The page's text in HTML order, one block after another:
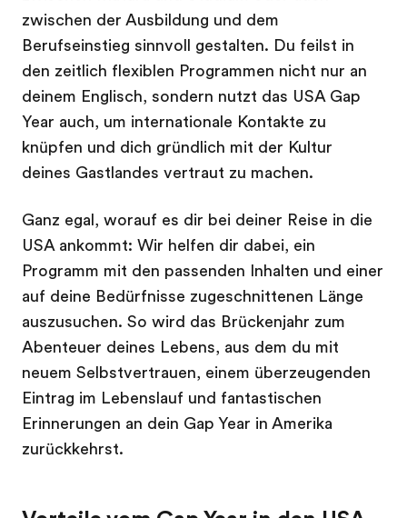
zwischen der Ausbildung und dem
Berufseinstieg sinnvoll gestalten. Du feilst in
den zeitlich flexiblen Programmen nicht nur an
deinem Englisch, sondern nutzt das USA Gap
Year auch, um internationale Kontakte zu
knüpfen und dich gründlich mit der Kultur
deines Gastlandes vertraut zu machen.
Ganz egal, worauf es dir bei deiner Reise in die
USA ankommt: Wir helfen dir dabei, ein
Programm mit den passenden Inhalten und einer
auf deine Bedürfnisse zugeschnittenen Länge
auszusuchen. So wird das Brückenjahr zum
Abenteuer deines Lebens, aus dem du mit
neuem Selbstvertrauen, einem überzeugenden
Eintrag im Lebenslauf und fantastischen
Erinnerungen an dein Gap Year in Amerika
zurückkehrst.